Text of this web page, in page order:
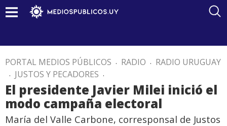
PORTAL MEDIOS PÚBLICOS . RADIO . RADIO URUGUAY
. JUSTOS Y PECADORES .
El presidente Javier Milei inició el
modo campaña electoral
María del Valle Carbone, corresponsal de Justos